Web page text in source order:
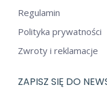
Regulamin
Polityka prywatności
Zwroty i reklamacje
ZAPISZ SIĘ DO